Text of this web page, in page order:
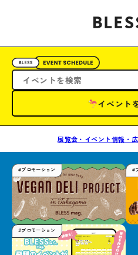
イベント
展覧会・イベント情報・
#プロモーション #
#プロモーション